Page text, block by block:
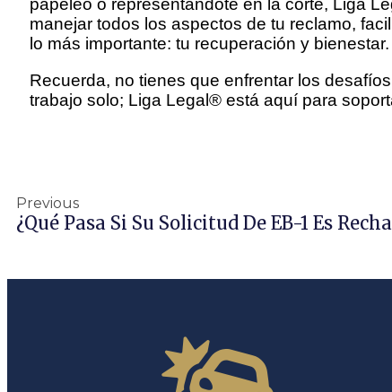
papeleo o representándote en la corte, Liga
manejar todos los aspectos de tu reclamo,
lo más importante: tu recuperación y bienestar.
Recuerda, no tienes que enfrentar los
trabajo solo; Liga Legal® está aquí para
Previous
¿Qué Pasa Si Su Solicitud De EB-1 Es